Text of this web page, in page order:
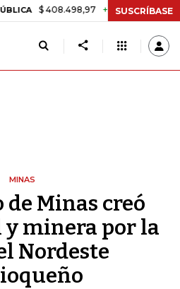
$ 408.498,97 +$ 8.753,81 +2,19%
SUSCRÍBASE
MINAS
Minas creó
y minera por la
Nordeste